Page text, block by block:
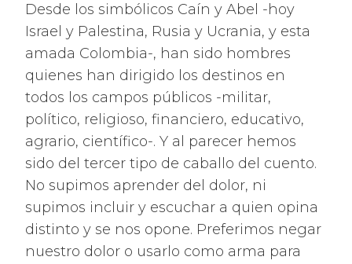
Desde los simbólicos Caín y Abel -hoy
Israel y Palestina, Rusia y Ucrania, y esta
amada Colombia-, han sido hombres
quienes han dirigido los destinos en
todos los campos públicos -militar,
político, religioso, financiero, educativo,
agrario, científico-. Y al parecer hemos
sido del tercer tipo de caballo del cuento.
No supimos aprender del dolor, ni
supimos incluir y escuchar a quien opina
distinto y se nos opone. Preferimos negar
nuestro dolor o usarlo como arma para